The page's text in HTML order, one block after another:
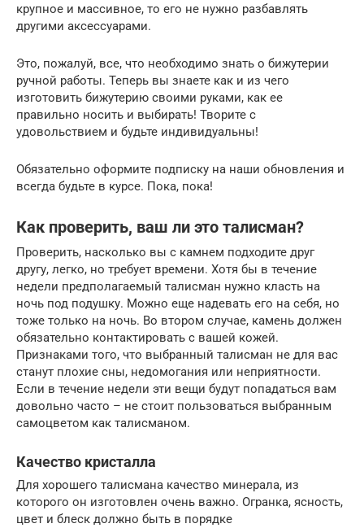
крупное и массивное, то его не нужно разбавлять
другими аксессуарами.
Это, пожалуй, все, что необходимо знать о бижутерии
ручной работы. Теперь вы знаете как и из чего
изготовить бижутерию своими руками, как ее
правильно носить и выбирать! Творите с
удовольствием и будьте индивидуальны!
Обязательно оформите подписку на наши обновления и
всегда будьте в курсе. Пока, пока!
Как проверить, ваш ли это талисман?
Проверить, насколько вы с камнем подходите друг
другу, легко, но требует времени. Хотя бы в течение
недели предполагаемый талисман нужно класть на
ночь под подушку. Можно еще надевать его на себя, но
тоже только на ночь. Во втором случае, камень должен
обязательно контактировать с вашей кожей.
Признаками того, что выбранный талисман не для вас
станут плохие сны, недомогания или неприятности.
Если в течение недели эти вещи будут попадаться вам
довольно часто – не стоит пользоваться выбранным
самоцветом как талисманом.
Качество кристалла
Для хорошего талисмана качество минерала, из
которого он изготовлен очень важно. Огранка, ясность,
цвет и блеск должно быть в порядке